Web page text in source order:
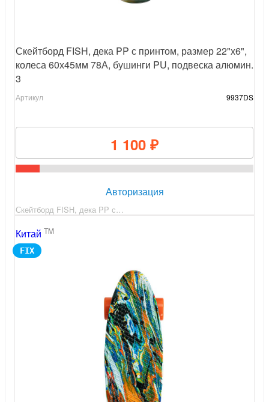
Скейтборд FISH, дека PP с принтом, размер 22"х6",
колеса 60х45мм 78А, бушинги PU, подвеска алюмин.
3
Артикул 9937DS
1 100 ₽
Авторизация
Скейтборд FISH, дека PP с…
Китай TM
FIX